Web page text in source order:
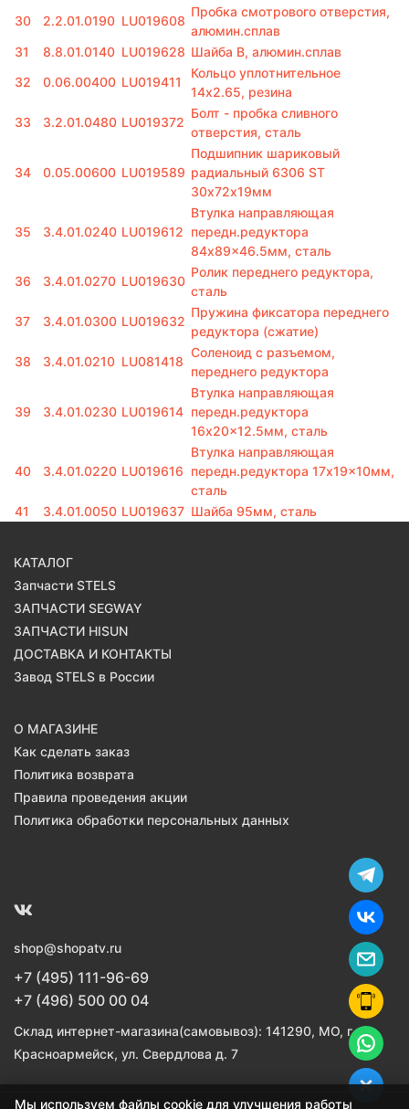
30
2.2.01.0190 LU019608
Пробка смотрового отверстия,
алюмин.сплав
31
8.8.01.0140 LU019628 Шайба В, алюмин.сплав
32
0.06.00400 LU019411
Кольцо уплотнительное
14х2.65, резина
33
3.2.01.0480 LU019372
Болт - пробка сливного
отверстия, сталь
34 0.05.00600 LU019589
Подшипник шариковый
радиальный 6306 ST
30х72х19мм
35 3.4.01.0240 LU019612
Втулка направляющая
передн.редуктора
84x89x46.5мм, сталь
36
3.4.01.0270 LU019630
Ролик переднего редуктора,
сталь
37
3.4.01.0300 LU019632
Пружина фиксатора переднего
редуктора (сжатие)
38
3.4.01.0210 LU081418
Соленоид с разъемом,
переднего редуктора
39 3.4.01.0230 LU019614
Втулка направляющая
передн.редуктора
16x20x12.5мм, сталь
40 3.4.01.0220 LU019616
Втулка направляющая
передн.редуктора 17x19x10мм,
сталь
41
3.4.01.0050 LU019637 Шайба 95мм, сталь
КАТАЛОГ
Запчасти STELS
ЗАПЧАСТИ SEGWAY
ЗАПЧАСТИ HISUN
ДОСТАВКА И КОНТАКТЫ
Завод STELS в России
О МАГАЗИНЕ
Как сделать заказ
Политика возврата
Правила проведения акции
Политика обработки персональных данных
shop@shopatv.ru
+7 (495) 111-96-69
+7 (496) 500 00 04
Склад интернет-магазина(самовывоз): 141290, МО, г.
Красноармейск, ул. Свердлова д. 7
Мы используем файлы cookie для улучшения работы